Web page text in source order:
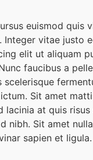
euismod quis
vitae justo
elit ut aliquam
faucibus a
Sit amet
lacinia at quis
nibh. Sit amet
sapien et